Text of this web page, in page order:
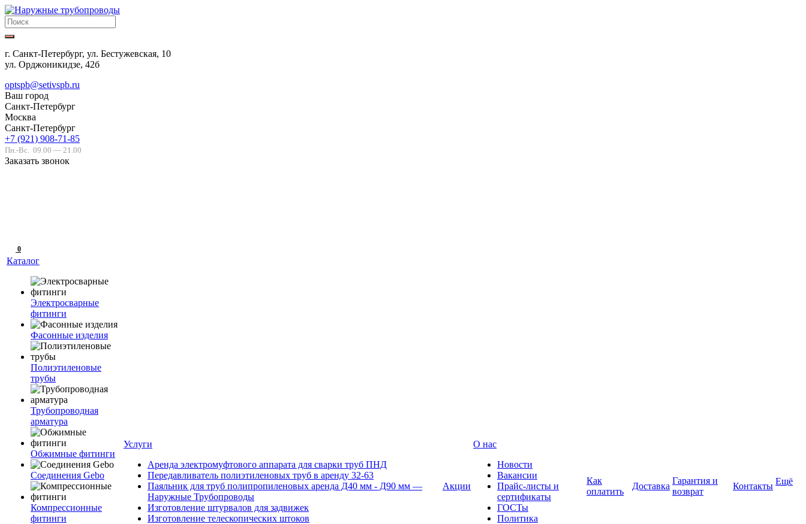
г. Санкт-Петербург, ул. Бестужевская, 10
ул. Орджоникидзе, 42б
optspb@setivspb.ru
Ваш город
Санкт-Петербург
Москва
Санкт-Петербург
+7 (921) 908-71-85
Пн.-Вс. 09.00 — 21.00
Заказать звонок
0
Каталог
Электросварные
фитинги
Фасонные изделия
Полиэтиленовые
трубы
Трубопроводная
арматура
Обжимные фитинги
Соединения Gebo
Компрессионные
фитинги
Услуги
Аренда электромуфтового аппарата для сварки труб ПНД
Передавливатель полиэтиленовых труб в аренду 32-63
Паяльник для труб полипропиленовых аренда Д40 мм - Д90 мм —
Наружные Трубопроводы
Изготовление штурвалов для задвижек
Изготовление телескопических штоков
Акции
О нас
Новости
Вакансии
Прайс-листы и
сертификаты
ГОСТы
Политика
Как
оплатить
Доставка
Гарантия и
возврат
Контакты Ещё